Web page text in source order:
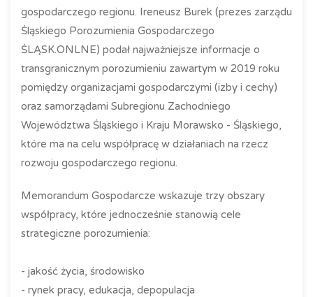
gospodarczego regionu. Ireneusz Burek (prezes zarządu
Śląskiego Porozumienia Gospodarczego
ŚLĄSK.ONLNE) podał najważniejsze informacje o
transgranicznym porozumieniu zawartym w 2019 roku
pomiędzy organizacjami gospodarczymi (izby i cechy)
oraz samorządami Subregionu Zachodniego
Województwa Śląskiego i Kraju Morawsko - Śląskiego,
które ma na celu współpracę w działaniach na rzecz
rozwoju gospodarczego regionu.
Memorandum Gospodarcze wskazuje trzy obszary
współpracy, które jednocześnie stanowią cele
strategiczne porozumienia:
- jakość życia, środowisko
- rynek pracy, edukacja, depopulacja